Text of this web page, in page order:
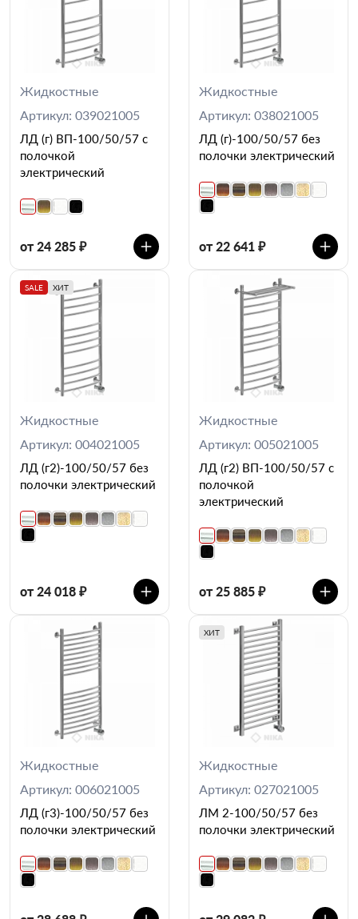
Жидкостные
Артикул: 039021005
ЛД (г) ВП-100/50/57 с
полочкой
электрический
от 24 285 ₽
Жидкостные
Артикул: 038021005
ЛД (г)-100/50/57 без
полочки электрический
от 22 641 ₽
SALE ХИТ
Жидкостные
Артикул: 004021005
ЛД (г2)-100/50/57 без
полочки электрический
от 24 018 ₽
Жидкостные
Артикул: 005021005
ЛД (г2) ВП-100/50/57 с
полочкой
электрический
от 25 885 ₽
Жидкостные
Артикул: 006021005
ЛД (г3)-100/50/57 без
полочки электрический
ХИТ
Жидкостные
Артикул: 027021005
ЛМ 2-100/50/57 без
полочки электрический